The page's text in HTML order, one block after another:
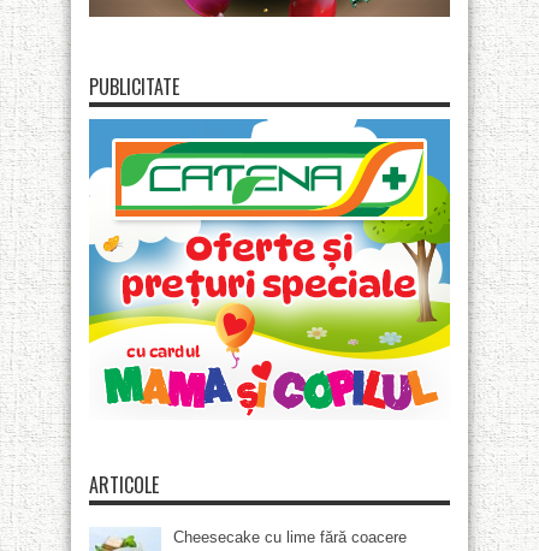
PUBLICITATE
ARTICOLE
Cheesecake cu lime fără coacere